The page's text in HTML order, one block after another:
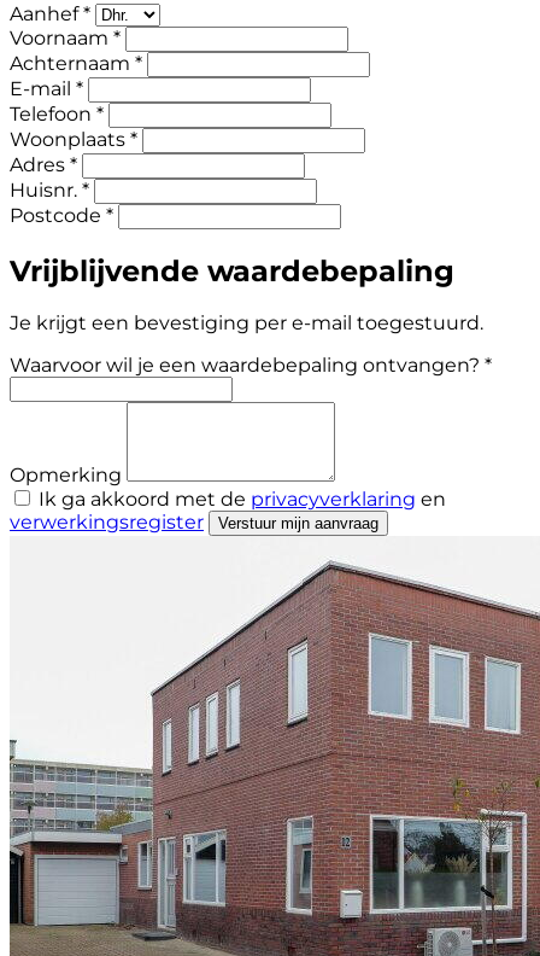
Aanhef *
Voornaam *
Achternaam *
E-mail *
Telefoon *
Woonplaats *
Adres *
Huisnr. *
Postcode *
Vrijblijvende waardebepaling
Je krijgt een bevestiging per e-mail toegestuurd.
Waarvoor wil je een waardebepaling ontvangen? *
Opmerking
Ik ga akkoord met de privacyverklaring en
verwerkingsregister
Verstuur mijn aanvraag